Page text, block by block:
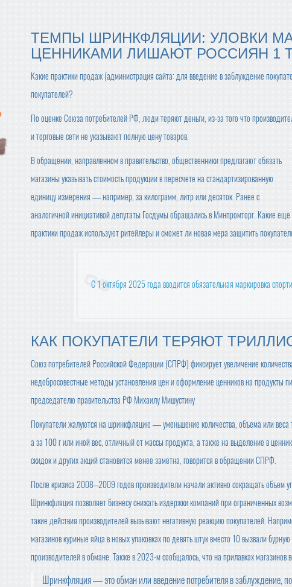
ТЕМПЫ ШРИНКФЛЯЦИИ: УЛОВКИ
ЦЕННИКАМИ ЛИШАЮТ РОССИЯН 1
Какие практики продаж (администрация сайта: для введение в заблуждение
покупателей?
По оценке Союза потребителей РФ, люди теряют деньги, из-за того что
и торговые сети не указывают полную цену товаров.
В обращении, направленном в правительство, общественники предлагают обязать
магазины указывать стоимость продукции в пересчете на стандартизированную
единицу измерения — например, за килограмм, литр или десяток. Ранее с
аналогичной инициативой депутаты Госдумы обращались в Минпромторг. Какие еще
практики продаж используют ритейлеры и сможет ли новая мера защитить
С 1 октября 2025 года вводится обязательная маркировка
КАК ПОКУПАТЕЛИ ТЕРЯЮТ
Союз потребителей Российской Федерации (СПРФ) фиксирует увеличение
недобросовестные методы установления цен и оформление ценников на продукты
председателю правительства РФ Михаилу Мишустину
Покупатели жалуются на шринкфляцию — уменьшение количества, объема или веса
а за 100 г или иной вес, отличный от массы продукта, а также на выделение в
скидок и других акций становится менее заметна, говорится в обращении СПРФ.
После кризиса 2008–2009 годов производители начали активно сокращать объем
Шринкфляция позволяет бизнесу снижать издержки компаний при ограниченных
такие действия производителей вызывают негативную реакцию покупателей.
магазинов куриные яйца в новых упаковках по девять штук вместо 10 вызвали
производителей в обмане. Также в 2023-м сообщалось, что на прилавках магазинов
Шринкфляция — это обман или введение потребителя в заблуждение,